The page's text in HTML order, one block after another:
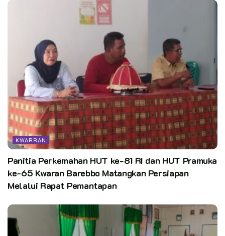
KWARRAN
Panitia Perkemahan HUT ke-81 RI dan HUT Pramuka
ke-65 Kwaran Barebbo Matangkan Persiapan
Melalui Rapat Pemantapan